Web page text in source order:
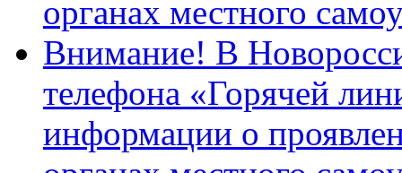
органах местного
Внимание! В
телефона «Горячей
информации о